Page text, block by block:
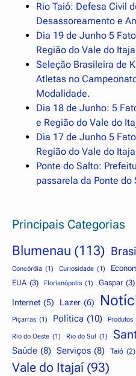
Rio Taió: Defesa Civil
Desassoreamento e
Dia 19 de Junho 5
Região do Vale do
Seleção Brasileira de
Atletas no
Modalidade.
Dia 18 de Junho: 5
e Região do Vale do
Dia 17 de Junho 5
Região do Vale do
Ponte do Salto:
passarela da Ponte
Principais Categorias
Blumenau (113)
Concórdia (1) Curiosidade (1)
EUA (3) Florianópolis (1) Gaspar (3)
Internet (5) Lazer (6)
Piçarras (1) Política (10) Produtos
Rio do Oeste (1) Rio do Sul (1)
Saúde (8) Serviços (8) Taió (2)
Vale do Itajaí (93)